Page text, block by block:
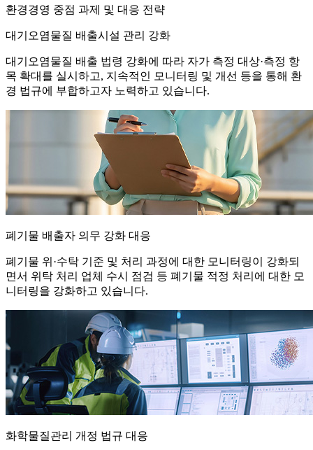
환경경영 중점 과제 및 대응 전략
대기오염물질 배출시설 관리 강화
대기오염물질 배출 법령 강화에 따라 자가 측정 대상·측정 항
목 확대를 실시하고, 지속적인 모니터링 및 개선 등을 통해 환
경 법규에 부합하고자 노력하고 있습니다.
폐기물 배출자 의무 강화 대응
폐기물 위·수탁 기준 및 처리 과정에 대한 모니터링이 강화되
면서 위탁 처리 업체 수시 점검 등 폐기물 적정 처리에 대한 모
니터링을 강화하고 있습니다.
화학물질관리 개정 법규 대응